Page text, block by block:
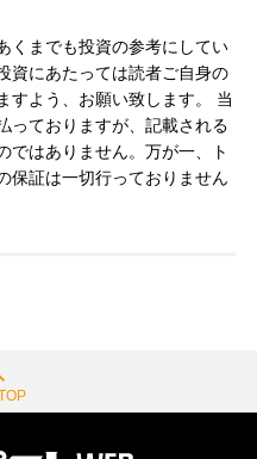
くまでも投資の参考にしてい
資にあたっては読者ご自身の
すよう、お願い致します。 当
っておりますが、記載される
ではありません。万が一、ト
保証は一切行っておりません